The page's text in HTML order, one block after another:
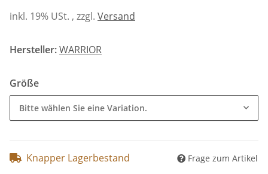
inkl. 19% USt. , zzgl. Versand
Hersteller:WARRIOR
Größe
Bitte wählen Sie eine Variation.
Knapper Lagerbestand Frage zum Artikel